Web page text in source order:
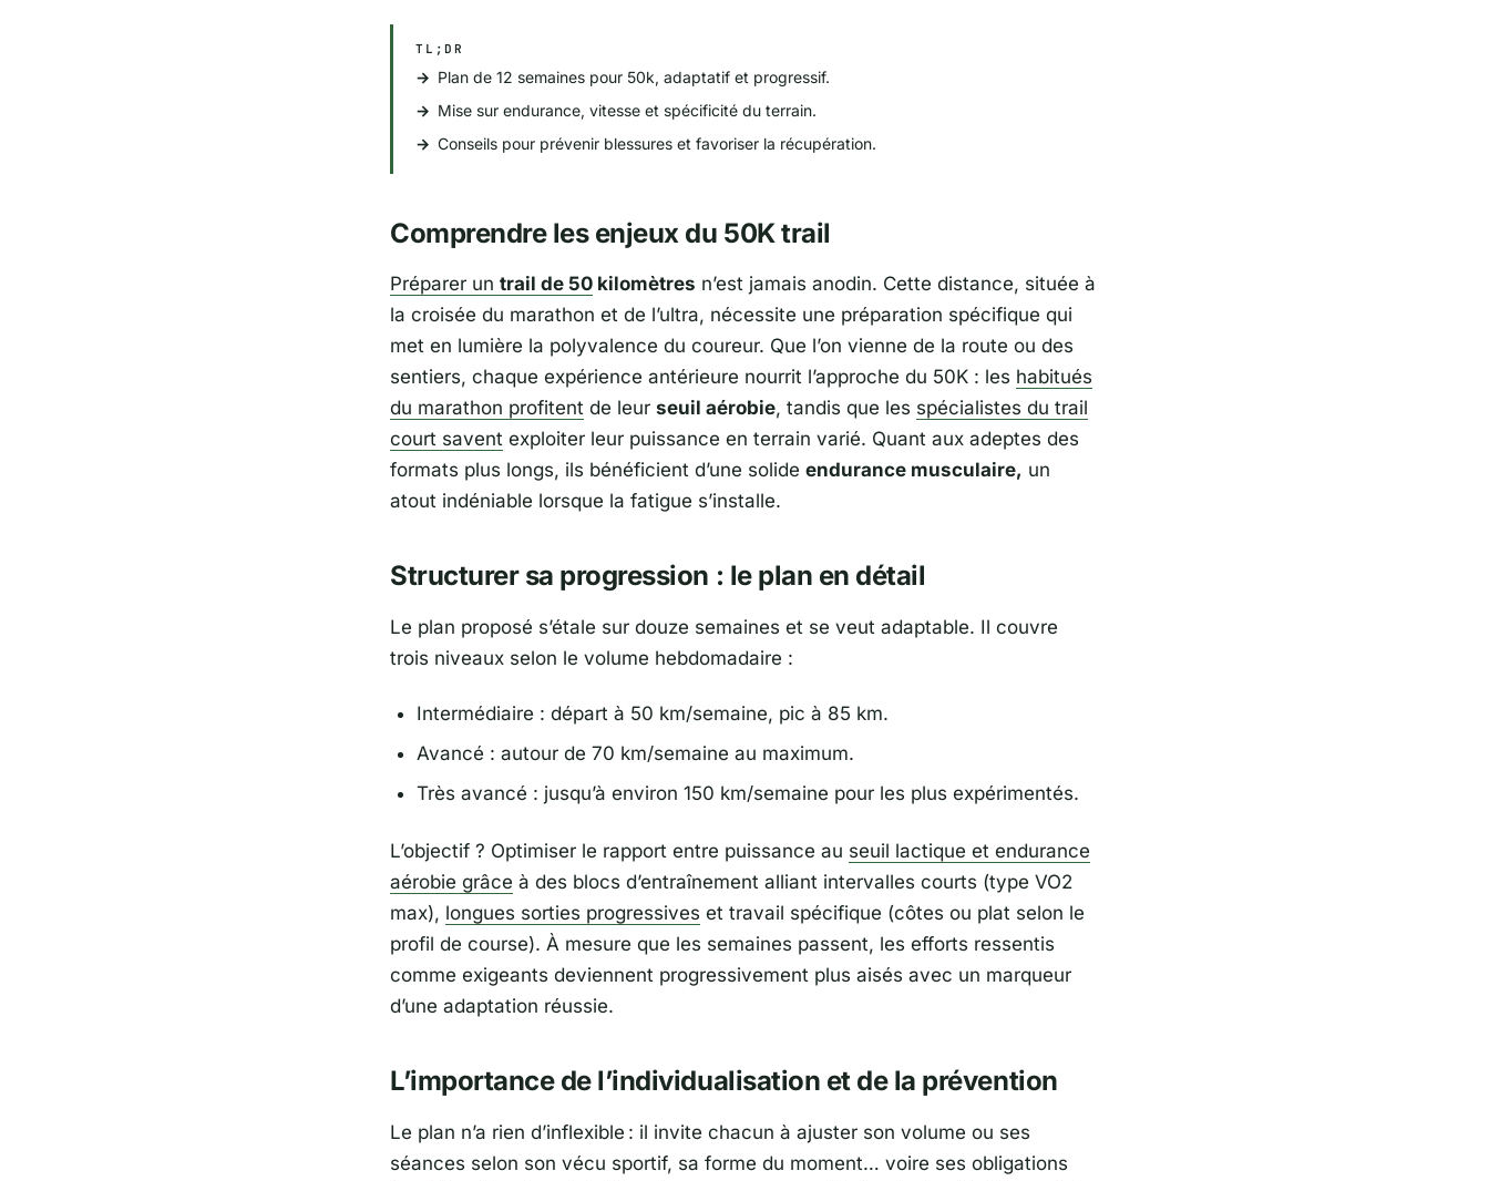
TL;DR
Plan de 12 semaines pour 50k, adaptatif et progressif.
Mise sur endurance, vitesse et spécificité du terrain.
Conseils pour prévenir blessures et favoriser la récupération.
Comprendre les enjeux du 50K trail
Préparer un trail de 50 kilomètres n’est jamais anodin. Cette distance, située à
la croisée du marathon et de l’ultra, nécessite une préparation spécifique qui
met en lumière la polyvalence du coureur. Que l’on vienne de la route ou des
sentiers, chaque expérience antérieure nourrit l’approche du 50K : les habitués
du marathon profitent de leur seuil aérobie, tandis que les spécialistes du trail
court savent exploiter leur puissance en terrain varié. Quant aux adeptes des
formats plus longs, ils bénéficient d’une solide endurance musculaire, un
atout indéniable lorsque la fatigue s’installe.
Structurer sa progression : le plan en détail
Le plan proposé s’étale sur douze semaines et se veut adaptable. Il couvre
trois niveaux selon le volume hebdomadaire :
Intermédiaire : départ à 50 km/semaine, pic à 85 km.
Avancé : autour de 70 km/semaine au maximum.
Très avancé : jusqu’à environ 150 km/semaine pour les plus expérimentés.
L’objectif ? Optimiser le rapport entre puissance au seuil lactique et endurance
aérobie grâce à des blocs d’entraînement alliant intervalles courts (type VO2
max), longues sorties progressives et travail spécifique (côtes ou plat selon le
profil de course). À mesure que les semaines passent, les efforts ressentis
comme exigeants deviennent progressivement plus aisés avec un marqueur
d’une adaptation réussie.
L’importance de l’individualisation et de la prévention
Le plan n’a rien d’inflexible : il invite chacun à ajuster son volume ou ses
séances selon son vécu sportif, sa forme du moment… voire ses obligations